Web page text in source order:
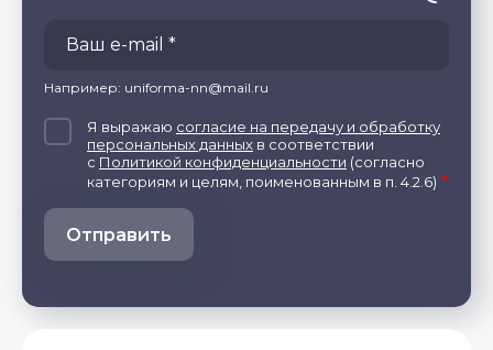
Например: uniforma-nn@mail.ru
Я выражаю согласие на передачу и обработку
персональных данных в соответствии
с Политикой конфиденциальности (согласно
категориям и целям, поименованным в п. 4.2.6) *
Отправить